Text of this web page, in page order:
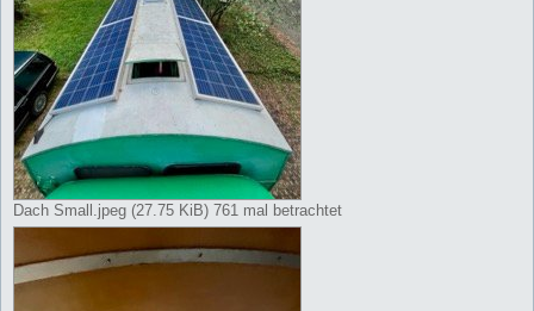
Dach Small.jpeg (27.75 KiB) 761 mal betrachtet